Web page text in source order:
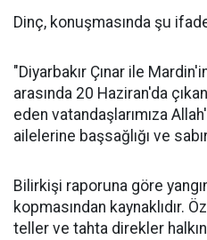
Dinç, konuşmasında şu
"Diyarbakır Çınar ile
arasında 20 Haziran'da
eden vatandaşlarımıza
ailelerine başsağlığı ve
Bilirkişi raporuna göre
kopmasından kaynaklıdır.
teller ve tahta direkler